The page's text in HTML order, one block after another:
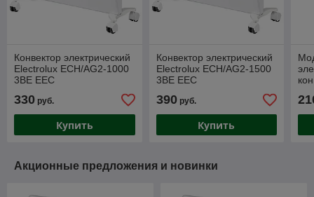
Конвектор электрический
Electrolux ECH/AG2-1000
3BE EEC
330 руб.
Купить
Конвектор электрический
Electrolux ECH/AG2-1500
3BE EEC
390руб.
Купить
Акционные предложения и новинки